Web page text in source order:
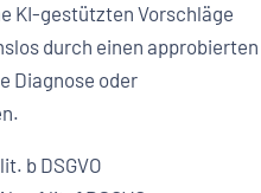
KI-gestützten Vorschläge
durch einen approbierten
Diagnose oder
b DSGVO